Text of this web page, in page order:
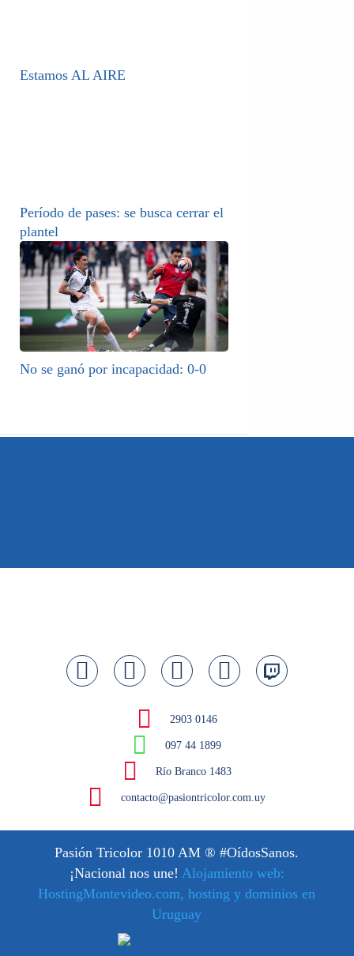
Estamos AL AIRE
Período de pases: se busca cerrar el
plantel
No se ganó por incapacidad: 0-0
2903 0146
097 44 1899
Río Branco 1483
contacto@pasiontricolor.com.uy
Pasión Tricolor 1010 AM ® #OídosSanos.
¡Nacional nos une! Alojamiento web:
HostingMontevideo.com, hosting y dominios en
Uruguay